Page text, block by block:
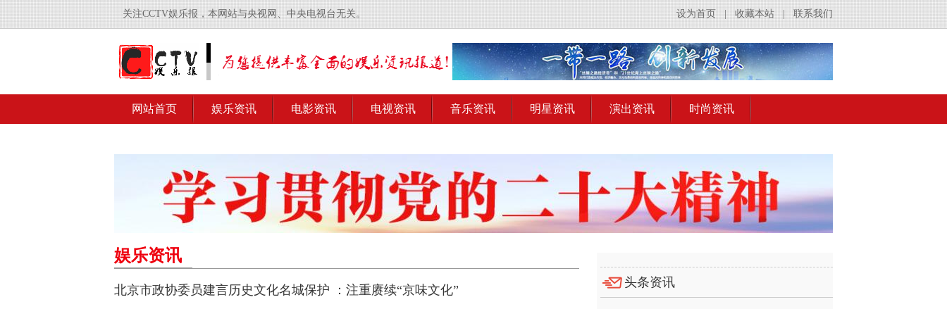
关注CCTV娱乐报，本网站与央视网、中央电视台无关。 联系我们
收藏本站
设为首页
网站首页 娱乐资讯 电影资讯 电视资讯 音乐资讯 明星资讯 演出资讯 时尚资讯
娱乐资讯
北京市政协委员建言历史文化名城保护 ：注重赓续“京味文化”
头条资讯